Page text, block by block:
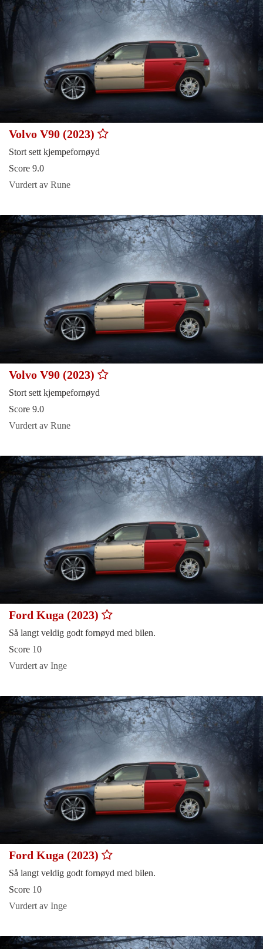
Volvo V90 (2023)
Stort sett kjempefornøyd
Score 9.0
Vurdert av Rune
Volvo V90 (2023)
Stort sett kjempefornøyd
Score 9.0
Vurdert av Rune
Ford Kuga (2023)
Så langt veldig godt fornøyd med bilen.
Score 10
Vurdert av Inge
Ford Kuga (2023)
Så langt veldig godt fornøyd med bilen.
Score 10
Vurdert av Inge